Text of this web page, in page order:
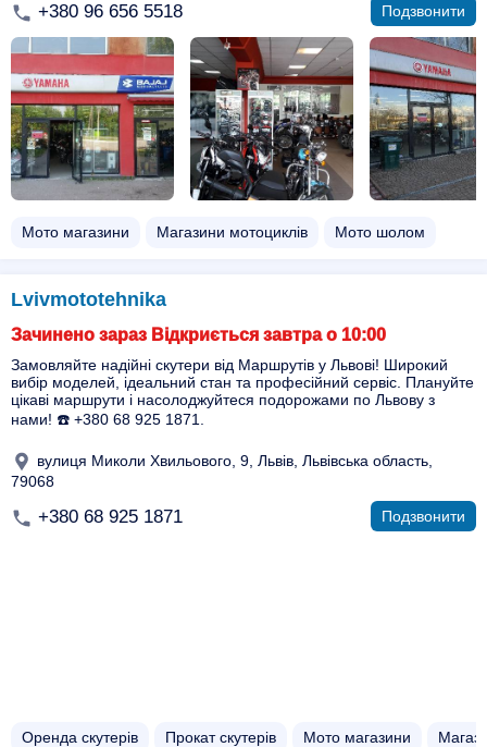
+380 96 656 5518 Подзвонити
Мото магазини Магазини мотоциклів Мото шолом
Lvivmototehnika
Зачинено зараз Відкриється завтра о 10:00
Замовляйте надійні скутери від Маршрутів у Львові! Широкий
вибір моделей, ідеальний стан та професійний сервіс. Плануйте
цікаві маршрути і насолоджуйтеся подорожами по Львову з
нами! ☎️ +380 68 925 1871.
вулиця Миколи Хвильового, 9, Львів, Львівська область,
79068
+380 68 925 1871 Подзвонити
Оренда скутерів Прокат скутерів Мото магазини